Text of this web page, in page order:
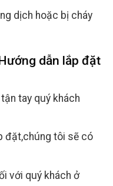
dịch hoặc bị cháy
dẫn lắp đặt
tay quý khách
đặt,chúng tôi sẽ có
với quý khách ở